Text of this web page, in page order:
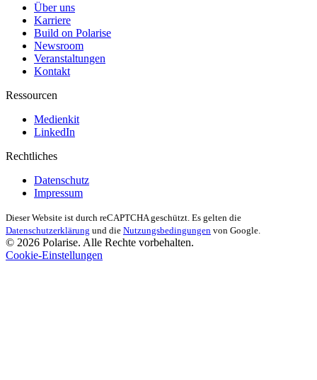
Über uns
Karriere
Build on Polarise
Newsroom
Veranstaltungen
Kontakt
Ressourcen
Medienkit
LinkedIn
Rechtliches
Datenschutz
Impressum
Dieser Website ist durch reCAPTCHA geschützt. Es gelten die
Datenschutzerklärung und die Nutzungsbedingungen von Google.
© 2026 Polarise. Alle Rechte vorbehalten.
Cookie-Einstellungen